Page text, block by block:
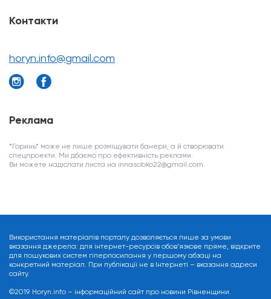
Контакти
horyn.info@gmail.com
Реклама
*Горинь* може не лише розміщувати банери, а й створювати
спецпроекти. Ми дбаємо про ефективність реклами.
Ви можете надіслати листа на innasobko22@gmail.com
Використання матеріалів порталу дозволяється лише за умови
вказання джерела: для інтернет-ресурсів обов’язкове пряме, відкрите
для пошукових систем гіперпосилання у першому абзаці на
конкретний матеріал. При публікації не в Інтернеті – вказання адреси
сайту.
©2019. Horyn.info – інформаційний сайт про новини Рівненщини.